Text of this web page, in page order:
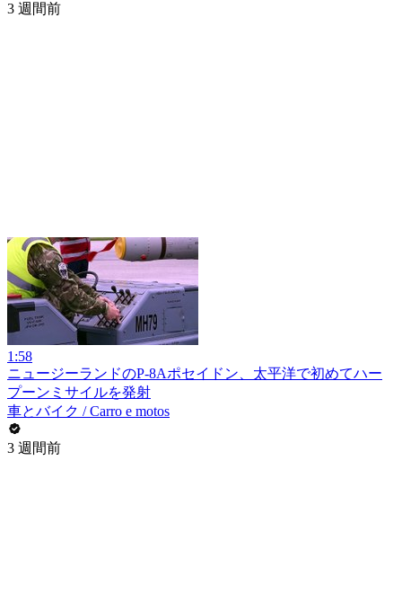
3 週間前
1:58
ニュージーランドのP-8Aポセイドン、太平洋で初めてハー
プーンミサイルを発射
車とバイク / Carro e motos
3 週間前